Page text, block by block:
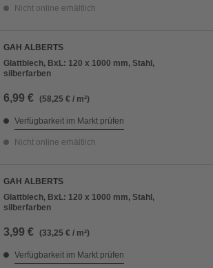
Nicht online erhältlich
GAH ALBERTS
Glattblech, BxL: 120 x 1000 mm, Stahl,
silberfarben
6,99 € (58,25 € / m²)
Verfügbarkeit im Markt prüfen
Nicht online erhältlich
GAH ALBERTS
Glattblech, BxL: 120 x 1000 mm, Stahl,
silberfarben
3,99 € (33,25 € / m²)
Verfügbarkeit im Markt prüfen